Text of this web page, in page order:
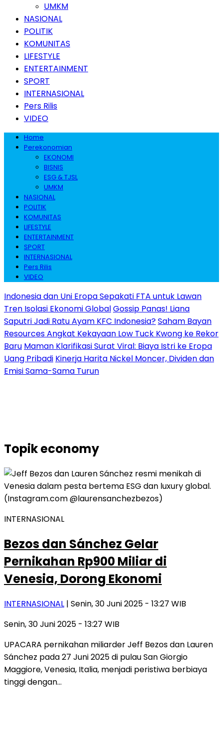
UMKM
NASIONAL
POLITIK
KOMUNITAS
LIFESTYLE
ENTERTAINMENT
SPORT
INTERNASIONAL
Pers Rilis
VIDEO
Home
Perekonomian
EKONOMI
BISNIS
ESG & TJSL
UMKM
NASIONAL
POLITIK
KOMUNITAS
LIFESTYLE
ENTERTAINMENT
SPORT
INTERNASIONAL
Pers Rilis
VIDEO
Indonesia dan Uni Eropa Sepakati FTA untuk Lawan
Tren Isolasi Ekonomi GlobalGossip Panas! Liana
Saputri Jadi Ratu Ayam KFC Indonesia?Saham Bayan
Resources Angkat Kekayaan Low Tuck Kwong ke Rekor
Baru Maman Klarifikasi Surat Viral: Biaya Istri ke Eropa
Uang Pribadi Kinerja Harita Nickel Moncer, Dividen dan
Emisi Sama-Sama Turun
Topikeconomy
INTERNASIONAL
Bezos dan Sánchez Gelar
Pernikahan Rp900 Miliar di
Venesia, Dorong Ekonomi
INTERNASIONAL | Senin, 30 Juni 2025 - 13:27 WIB
Senin, 30 Juni 2025 - 13:27 WIB
UPACARA pernikahan miliarder Jeff Bezos dan Lauren
Sánchez pada 27 Juni 2025 di pulau San Giorgio
Maggiore, Venesia, Italia, menjadi peristiwa berbiaya
tinggi dengan…